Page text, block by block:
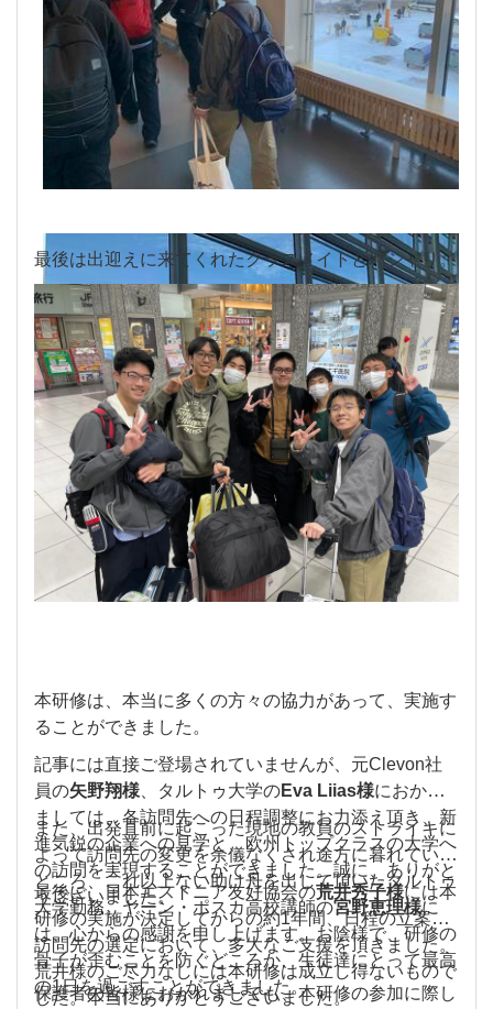
最後は出迎えに来てくれたクラスメイトとパシャリ。
本研修は、本当に多くの方々の協力があって、実施す
ることができました。
記事には直接ご登場されていませんが、元Clevon社
員の矢野翔様、タルトゥ大学のEva Liias様におかれ
ましては、各訪問先への日程調整にお力添え頂き、新
進気鋭の企業への見学と、欧州トップクラスの大学へ
の訪問を実現することができました。誠に、ありがと
うございました。
また、出発直前に起こった現地の教員のストライキに
よって訪問先の変更を余儀なくされ途方に暮れていた
ところ、これ以上ない助け舟を出して頂いたタルトゥ
大学勤務、ヤーン・ポスカ高校講師の宮野恵理様に
は、心からの感謝を申し上げます。お陰様で、研修の
骨子が歪むことを防ぐどころか、生徒達にとって最高
の1日を過ごすことができました。
最後に、日本エストニア友好協会の荒井秀子様には本
研修の実施が決定してからの約1年間、日程の立案や
訪問先の選定において、多大なご支援を頂きました。
荒井様のご尽力なしには本研修は成立し得ないもので
した。本当にありがとうございました。
保護者の皆様におかれましても、本研修の参加に際し